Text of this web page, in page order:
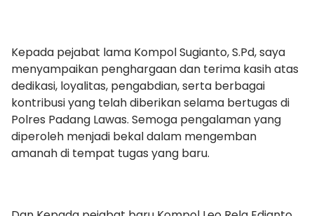
Kepada pejabat lama Kompol Sugianto, S.Pd, saya
menyampaikan penghargaan dan terima kasih atas
dedikasi, loyalitas, pengabdian, serta berbagai
kontribusi yang telah diberikan selama bertugas di
Polres Padang Lawas. Semoga pengalaman yang
diperoleh menjadi bekal dalam mengemban
amanah di tempat tugas yang baru.